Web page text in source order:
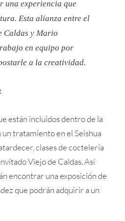
una experiencia que
Esta alianza entre el
Caldas y Mario
en equipo por
a la creatividad.
están incluidos dentro de la
un tratamiento en el Seishua
clases de coctelería
Viejo de Caldas. Así
encontrar una exposición de
que podrán adquirir a un